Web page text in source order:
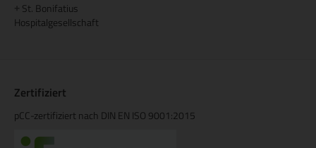
St. Bonifatius
Hospitalgesellschaft
Zertifiziert
pCC-zertifiziert nach DIN EN ISO 9001:2015